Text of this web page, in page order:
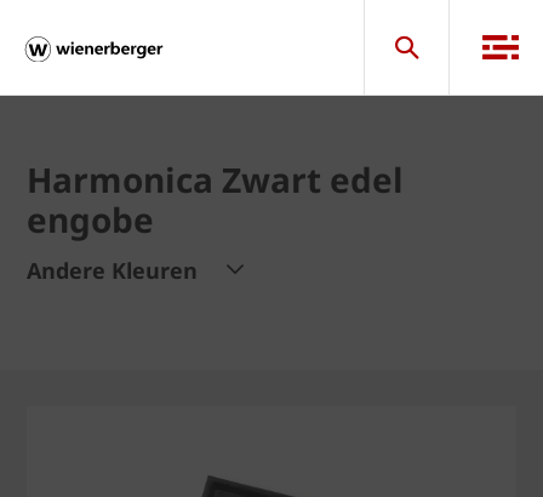
Harmonica Zwart edel
engobe
Andere Kleuren